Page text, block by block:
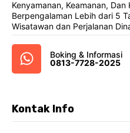
Kenyamanan, Keamanan,
Berpengalaman Lebih dari 5
Wisatawan dan Perjalanan
Boking & Informasi
0813-7728-2025
Kontak Info